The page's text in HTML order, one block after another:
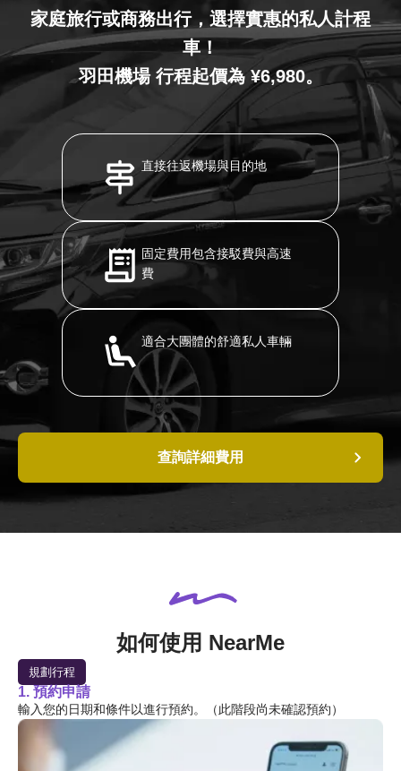
家庭旅行或商務出行，選擇實惠的私人計程
車！
羽田機場 行程起價為 ¥6,980。
直接往返機場與目的地
固定費用包含接駁費與高速
費
適合大團體的舒適私人車輛
查詢詳細費用
如何使用 NearMe
規劃行程
1. 預約申請
輸入您的日期和條件以進行預約。（此階段尚未確認預約）